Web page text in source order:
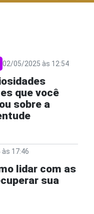
02/05/2025 às 12:54
que você
sobre a
17:46
lidar com as
sua